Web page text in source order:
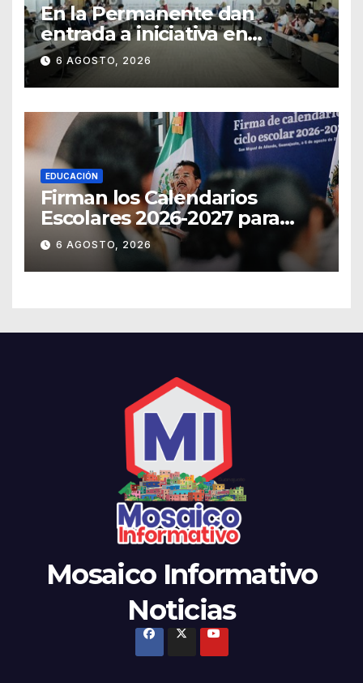
En la Permanente dan
entrada a iniciativa en
materia notarial
6 AGOSTO, 2026
EDUCACIÓN
Firman los Calendarios
Escolares 2026-2027 para
Guanajuato
6 AGOSTO, 2026
Mosaico Informativo
Noticias